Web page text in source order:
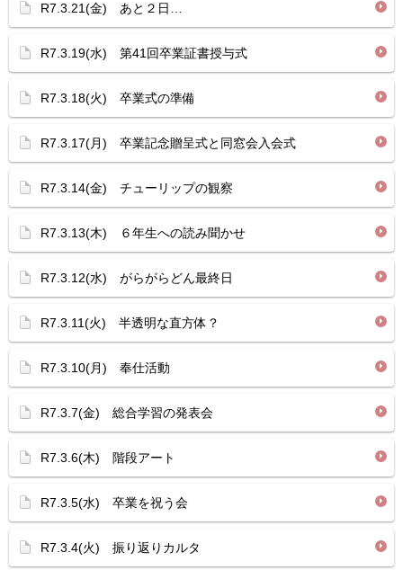
R7.3.21(金) あと２日…
R7.3.19(水) 第41回卒業証書授与式
R7.3.18(火) 卒業式の準備
R7.3.17(月) 卒業記念贈呈式と同窓会入会式
R7.3.14(金) チューリップの観察
R7.3.13(木) ６年生への読み聞かせ
R7.3.12(水) がらがらどん最終日
R7.3.11(火) 半透明な直方体？
R7.3.10(月) 奉仕活動
R7.3.7(金) 総合学習の発表会
R7.3.6(木) 階段アート
R7.3.5(水) 卒業を祝う会
R7.3.4(火) 振り返りカルタ